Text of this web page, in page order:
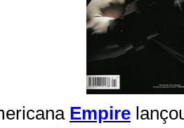
Empire